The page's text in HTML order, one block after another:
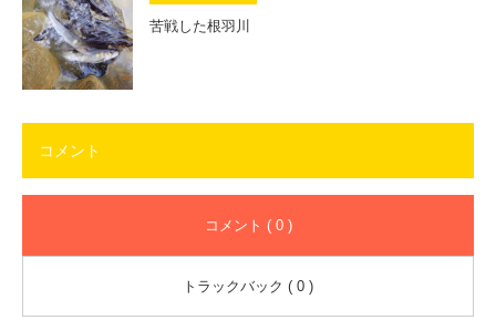
苦戦した根羽川
コメント
コメント ( 0 )
トラックバック ( 0 )